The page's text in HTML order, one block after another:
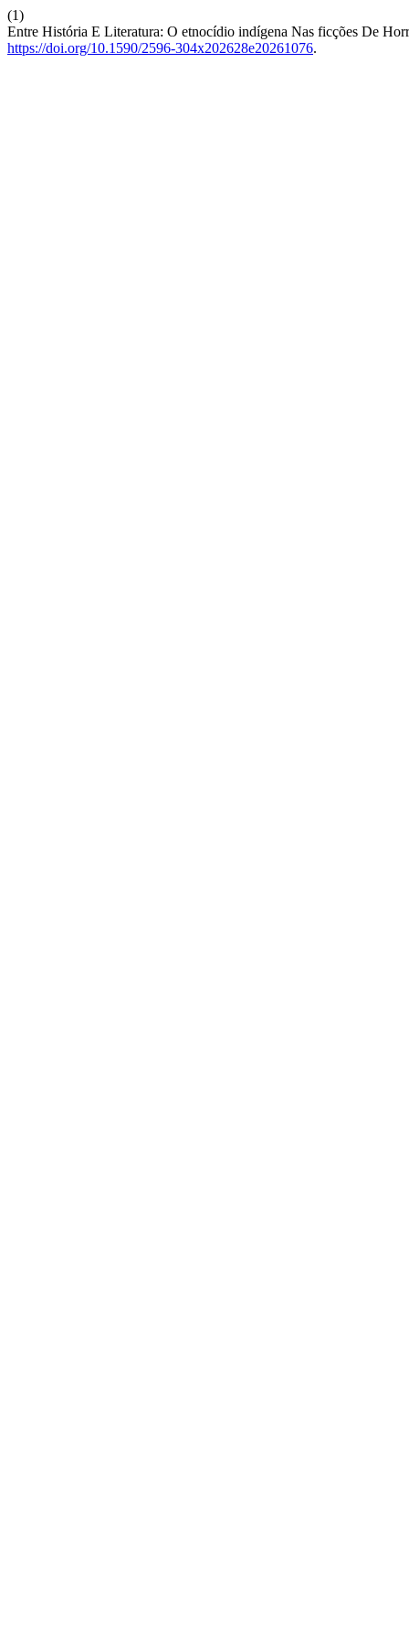
(1)
Entre História E Literatura: O etnocídio indígena Nas ficções De
https://doi.org/10.1590/2596-304x202628e20261076.